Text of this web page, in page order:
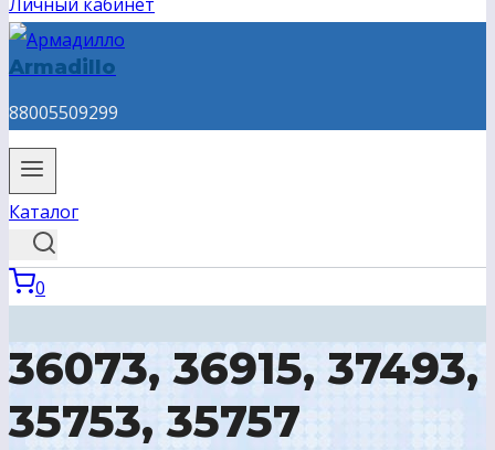
Armadillo
88005509299
Каталог
0
36073, 36915, 37493,
35753, 35757